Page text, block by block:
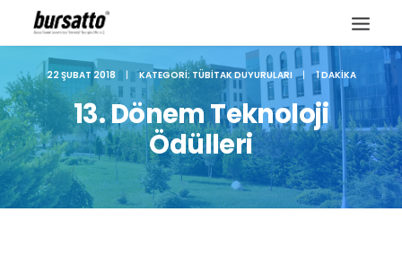
22 ŞUBAT 2018 | KATEGORI:TÜBITAK DUYURULARI | 1 DAKIKA
13. Dönem Teknoloji
Ödülleri